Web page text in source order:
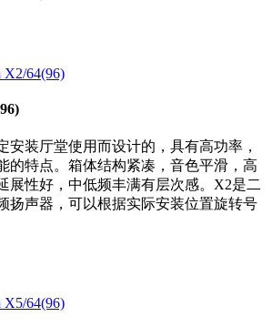
安装厅堂使用而设计的，具有高功率，
的特点。箱体结构紧凑，音色平滑，高
展性好，中低频丰满有层次感。X2是二
扬声器，可以根据实际安装位置旋转号